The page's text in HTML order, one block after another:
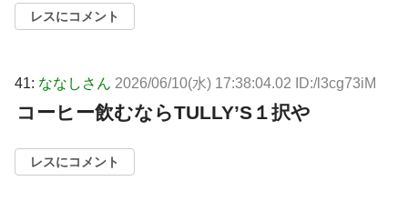
レスにコメント
41: ななしさん 2026/06/10(水) 17:38:04.02 ID:/l3cg73iM
コーヒー飲むならTULLY’S１択や
レスにコメント